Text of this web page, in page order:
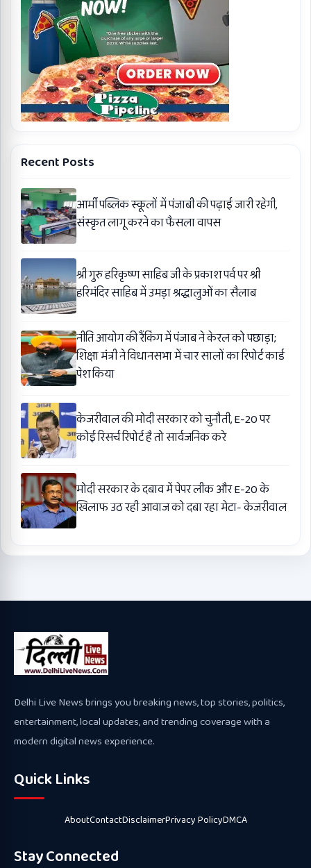
Recent Posts
आर्मी पब्लिक स्कूलों में पंजाबी की पढ़ाई जारी रहेगी,
संस्कृत लागू करने का फैसला वापस
श्री गुरु हरिकृष्ण साहिब जी के प्रकाश पर्व पर श्री
हरिमंदिर साहिब में उमड़ा श्रद्धालुओं का सैलाब
नीति आयोग की रैंकिंग में पंजाब ने केरल को पछाड़ा;
शिक्षा मंत्री ने विधानसभा में चार सालों का रिपोर्ट कार्ड
पेश किया
केजरीवाल की मोदी सरकार को चुनौती, E-20 पर
कोई रिसर्च रिपोर्ट है तो सार्वजनिक करे
मोदी सरकार के दबाव में पेपर लीक और E-20 के
खिलाफ उठ रही आवाज को दबा रहा मेटा- केजरीवाल
Delhi Live News brings you breaking news, top stories, politics,
entertainment, local updates, and trending coverage with a
modern digital news experience.
Quick Links
AboutContactDisclaimerPrivacy PolicyDMCA
Stay Connected